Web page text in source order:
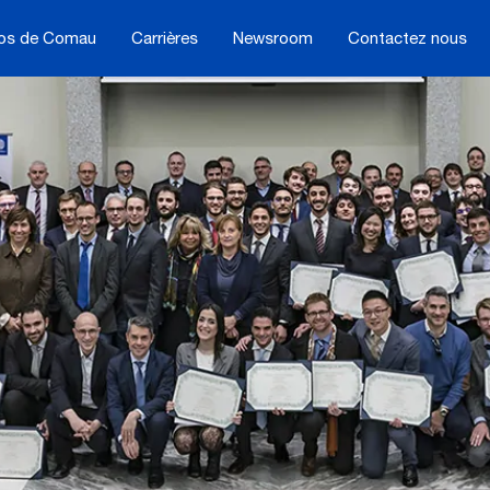
de Comau Carrières Newsroom Contactez nous